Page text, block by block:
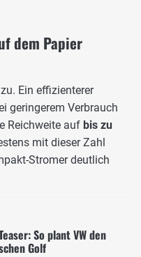
dem Papier
Ein effizienterer
geringerem Verbrauch
Reichweite auf bis zu
mit dieser Zahl
Stromer deutlich
So plant VW den
Golf